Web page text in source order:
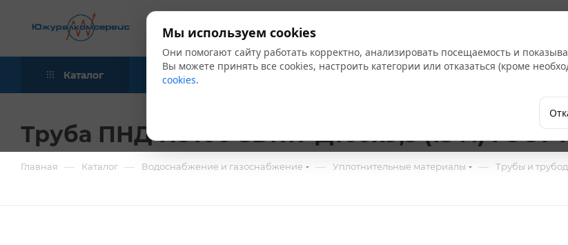
Каталог Акции Бренды
Труба ПНД ПЭ100 SDR17 Д160х9,5 (13 м) ГОСТ
Главная — Каталог — Водоснабжение и газоснабжение — Уплотнительные материалы — Трубы и
Мы используем cookies
Они помогают сайту работать корректно, анализировать посещаемость и
Вы можете принять все cookies, настроить категории или отказаться (кроме
cookies.